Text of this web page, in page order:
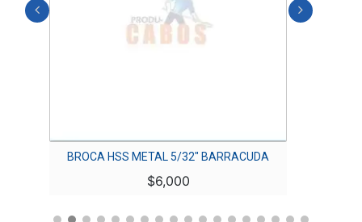
BROCA HSS METAL 5/32″ BARRACUDA
$6,000